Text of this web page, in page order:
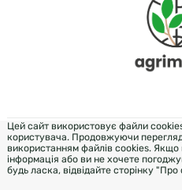
DEVELOPMENT & DESIGN -
Цей сайт використовує файли
користувача. Продовжуючи
використанням файлів cookies. Якщо
інформація або ви не хочете
будь ласка, відвідайте сторінку